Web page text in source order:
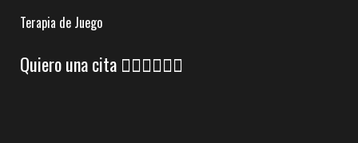
Terapia de Juego
Quiero una cita 👇🏼👇🏼👇🏼